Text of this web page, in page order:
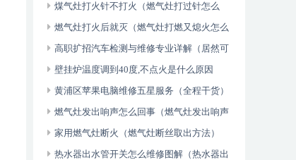
败电视》（原创）
煤气灶打火针不打火（燃气灶打过针怎么
修）
燃气灶打火后就灭（燃气灶打燃又熄火怎么
办）
高职扩招汽车检测与维修专业详解（居然可
以这样）
壁挂炉温度调到40度,不点火是什么原因
（壁挂炉30度调不上怎么办）
黄浦区苹果电脑维修五星服务（全程干货）
燃气灶发出响声怎么回事（燃气灶发出响声
怎么解决）
家用燃气灶断火（燃气灶断丝取出方法）
热水器出水管开关怎么维修图解（热水器出